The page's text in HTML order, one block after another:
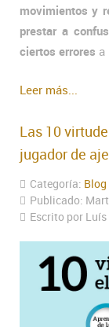
movimientos y
prestar a
ciertos errores a
Leer más...
Las 10
jugador de
Categoría: Blog
Publicado:
Escrito por